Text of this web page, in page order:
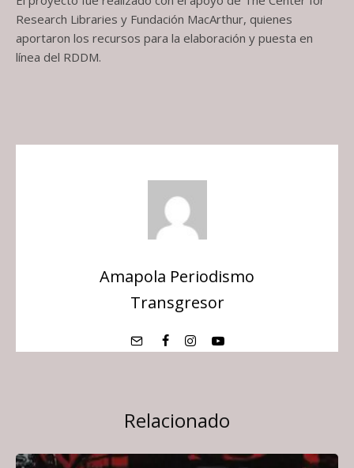
Research Libraries y Fundación MacArthur, quienes
aportaron los recursos para la elaboración y puesta en
línea del RDDM.
Amapola Periodismo
Transgresor
Relacionado